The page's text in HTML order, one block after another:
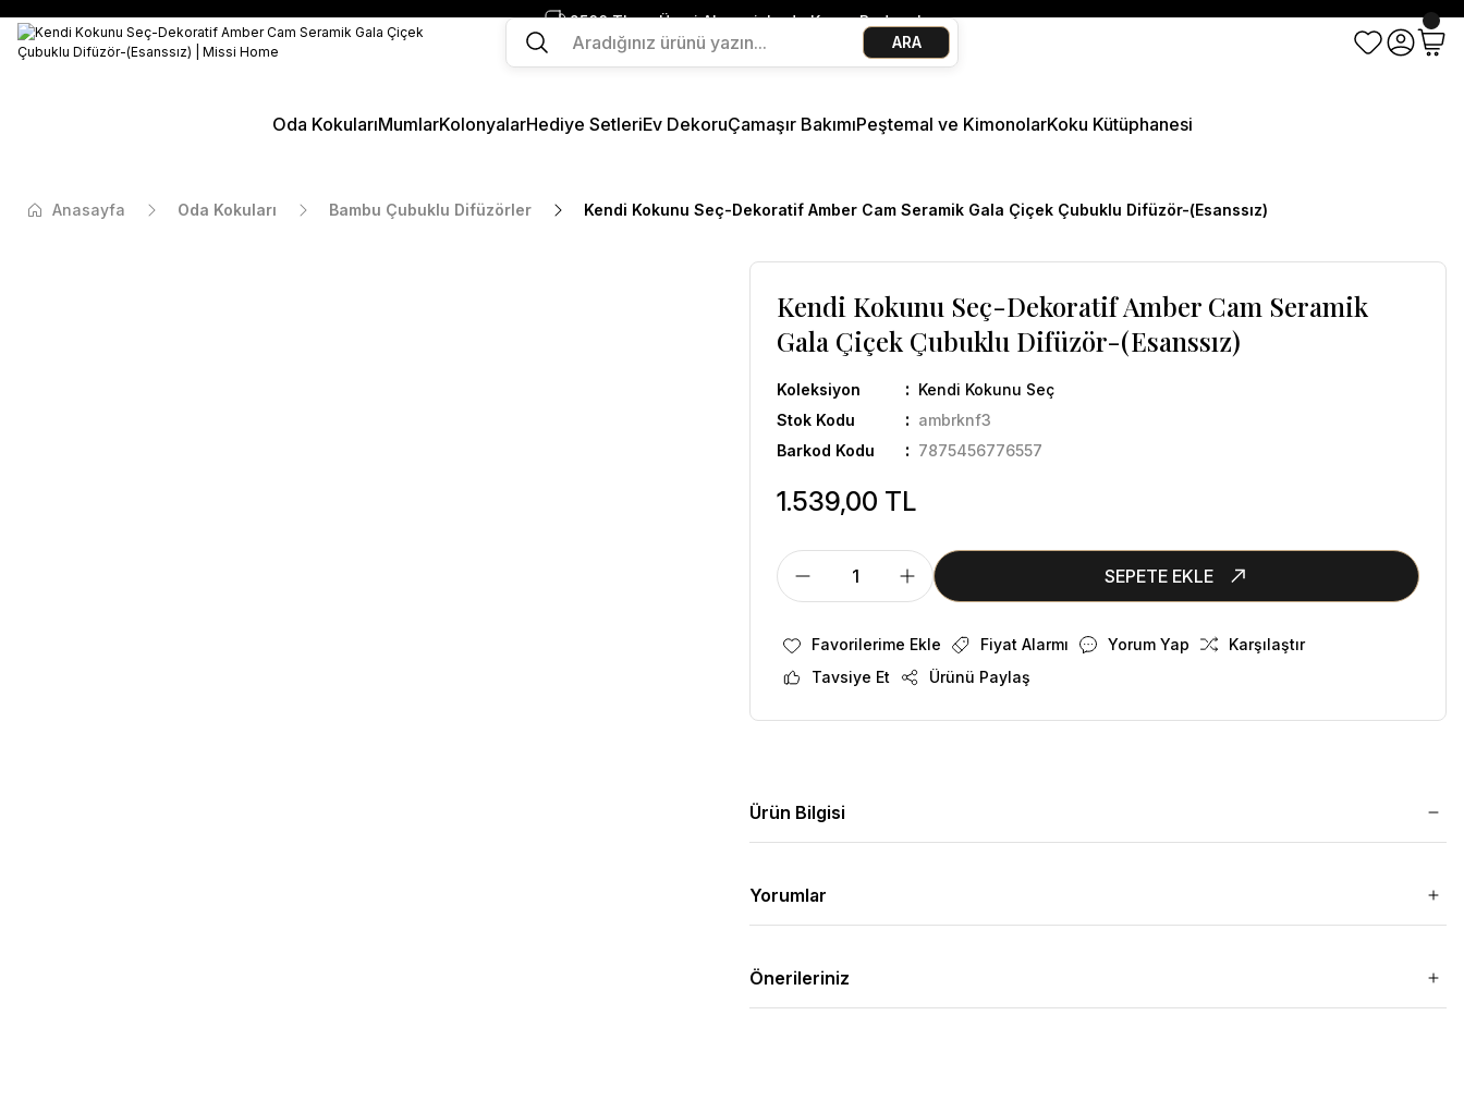
2500 TL ve Üzeri Alışverişlerde Kargo Bedava!
Ege Esintisi 2 Al 1 Öde
Missi Kokularda 3 Al 2 Öde
ARA
Oda KokularıMumlarKolonyalarHediye SetleriEv DekoruÇamaşır BakımıPeştemal ve KimonolarKoku Kütüphanesi
Anasayfa Oda Kokuları Bambu Çubuklu Difüzörler Kendi Kokunu Seç-Dekoratif Amber Cam Seramik Gala Çiçek Çubuklu Difüzör-(Esanssız)
Kendi Kokunu Seç-Dekoratif Amber Cam Seramik
Gala Çiçek Çubuklu Difüzör-(Esanssız)
Koleksiyon
Kendi Kokunu Seç
Stok Kodu
ambrknf3
Barkod Kodu
7875456776557
1.539,00 TL
SEPETE EKLE
Fiyat Alarmı Yorum Yap
Karşılaştır
Tavsiye Et
Ürünü Paylaş
Ürün Bilgisi
Yorumlar
Önerileriniz